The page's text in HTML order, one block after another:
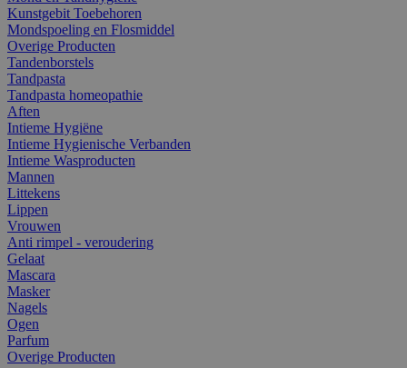
Kunstgebit Toebehoren
Mondspoeling en Flosmiddel
Overige Producten
Tandenborstels
Tandpasta
Tandpasta homeopathie
Aften
Intieme Hygiëne
Intieme Hygienische Verbanden
Intieme Wasproducten
Mannen
Littekens
Lippen
Vrouwen
Anti rimpel - veroudering
Gelaat
Mascara
Masker
Nagels
Ogen
Parfum
Overige Producten